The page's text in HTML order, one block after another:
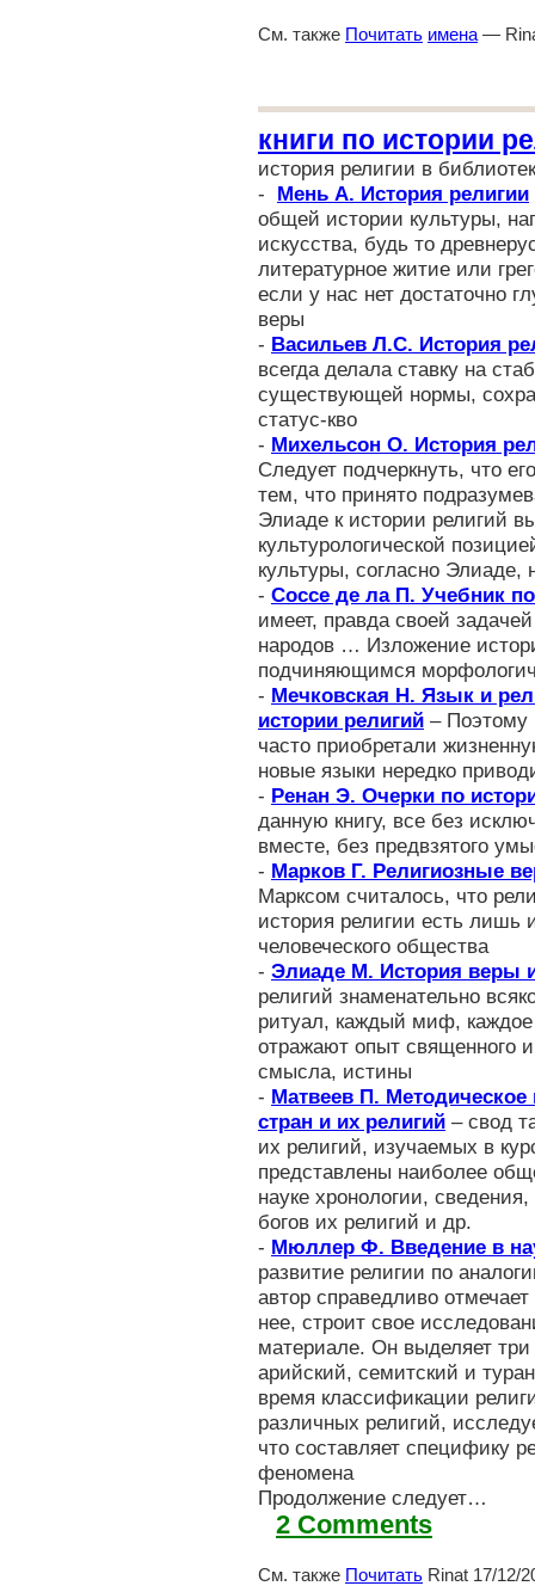
См. также Почитать имена —
книги по истории
история религии в
- Мень А. История религии
общей истории культуры,
искусства, будь то
литературное житие или
если у нас нет достаточно
веры
- Васильев Л.С. История
всегда делала ставку на
существующей нормы,
статус-кво
- Михельсон О. История
Следует подчеркнуть, что
тем, что принято
Элиаде к истории религий
культурологической
культуры, согласно Элиаде,
- Соссе де ла П. Учебник
имеет, правда своей
народов … Изложение
подчиняющимся
- Мечковская Н. Язык и
истории религий – Поэтому
часто приобретали
новые языки нередко
- Ренан Э. Очерки по
данную книгу, все без
вместе, без предвзятого
- Марков Г. Религиозные
Марксом считалось, что
история религии есть лишь
человеческого общества
- Элиаде М. История веры
религий знаменательно
ритуал, каждый миф,
отражают опыт священного
смысла, истины
- Матвеев П. Методическое
стран и их религий – свод
их религий, изучаемых в
представлены наиболее
науке хронологии,
богов их религий и др.
- Мюллер Ф. Введение в
развитие религии по
автор справедливо
нее, строит свое
материале. Он выделяет
арийский, семитский и
время классификации
различных религий,
что составляет специфику
феномена
Продолжение следует…
2 Comments
См. также Почитать Rinat 17/12/